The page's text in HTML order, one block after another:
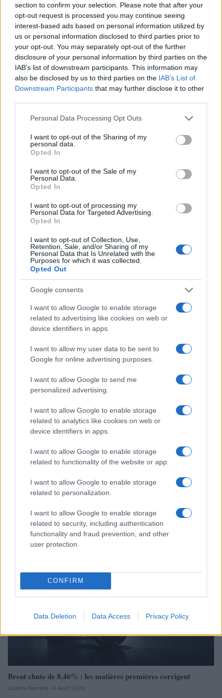
section to confirm your selection. Please note that after your
opt-out request is processed you may continue seeing
interest-based ads based on personal information utilized by
us or personal information disclosed to third parties prior to
your opt-out. You may separately opt-out of the further
disclosure of your personal information by third parties on the
IAB’s list of downstream participants. This information may
also be disclosed by us to third parties on the IAB’s List of
Downstream Participants that may further disclose it to other
Please note that this website/app uses one or more Google
not limited to your visit or usage behaviour. You may click to
grant or deny consent to Google and its third-party tags to
use your data for below specified purposes in below Google
consent section.
Personal Data Processing Opt Outs
I want to opt-out of the Sharing of my
personal data.
Opted In
I want to opt-out of the Sale of my
Personal Data.
Opted In
I want to opt-out of processing my
Personal Data for Targeted Advertising.
Opted In
I want to opt-out of Collection, Use,
Retention, Sale, and/or Sharing of my
Personal Data that Is Unrelated with the
Purposes for which it was collected.
Opted Out
Google consents
I want to allow Google to enable storage
related to advertising like cookies on web or
device identifiers in apps.
I want to allow my user data to be sent to
Google for online advertising purposes.
I want to allow Google to send me
personalized advertising.
I want to allow Google to enable storage
related to analytics like cookies on web or
device identifiers in apps.
I want to allow Google to enable storage
related to functionality of the website or app.
I want to allow Google to enable storage
related to personalization.
I want to allow Google to enable storage
related to security, including authentication
functionality and fraud prevention, and other
user protection.
CONFIRM
Data Deletion Data Access Privacy Policy
Continuez la lecture
NEWS
Brent chute de 8,3 % : le pétrole en net repli malgré un or
résilient
NEWS
Bourses européennes : l’impact des négociations sur le détroit
Thomas Lefevre · 6 Août 2026
NEWS
Brent chute de 8,46% : les matières premières corrigent
Juliette Bernard · 4 Août 2026